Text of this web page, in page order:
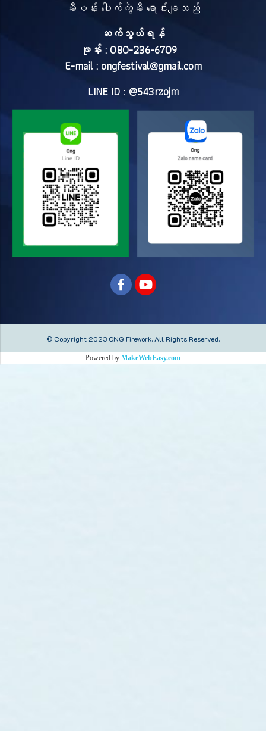
မီးပန်း ပေါက်ကွဲမီး ရောင်းချသည်
ဆက်သွယ်ရန်
ဖုန်း : 080-236-6709
E-mail : ongfestival@gmail.com
LINE ID : @543rzojm
© Copyright 2023 ONG Firework.All Rights Reserved.
Powered by MakeWebEasy.com